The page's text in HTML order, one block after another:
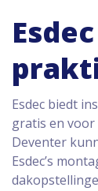
Esdec
Esdec biedt
gratis en
Deventer
Esdec’s